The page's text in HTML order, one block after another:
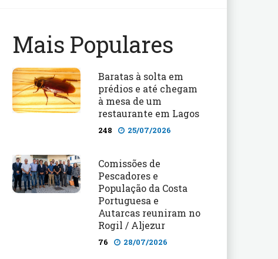
Mais Populares
Baratas à solta em
prédios e até chegam
à mesa de um
restaurante em Lagos
248 25/07/2026
Comissões de
Pescadores e
População da Costa
Portuguesa e
Autarcas reuniram no
Rogil / Aljezur
76 28/07/2026